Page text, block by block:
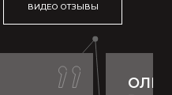
ВИДЕО ОТЗЫВЫ